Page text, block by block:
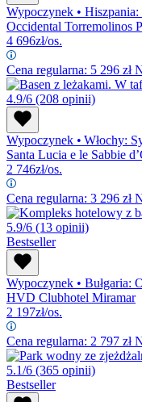
Wypoczynek • Hiszpania:
Occidental Torremolinos
4 696zł/os.
Cena regularna: 5 296 zł
4.9/6 (208 opinii)
Wypoczynek • Włochy:
Santa Lucia e le Sabbie
2 746zł/os.
Cena regularna: 3 296 zł
5.9/6 (13 opinii)
Bestseller
Wypoczynek • Bułgaria:
HVD Clubhotel Miramar
2 197zł/os.
Cena regularna: 2 797 zł
5.1/6 (365 opinii)
Bestseller